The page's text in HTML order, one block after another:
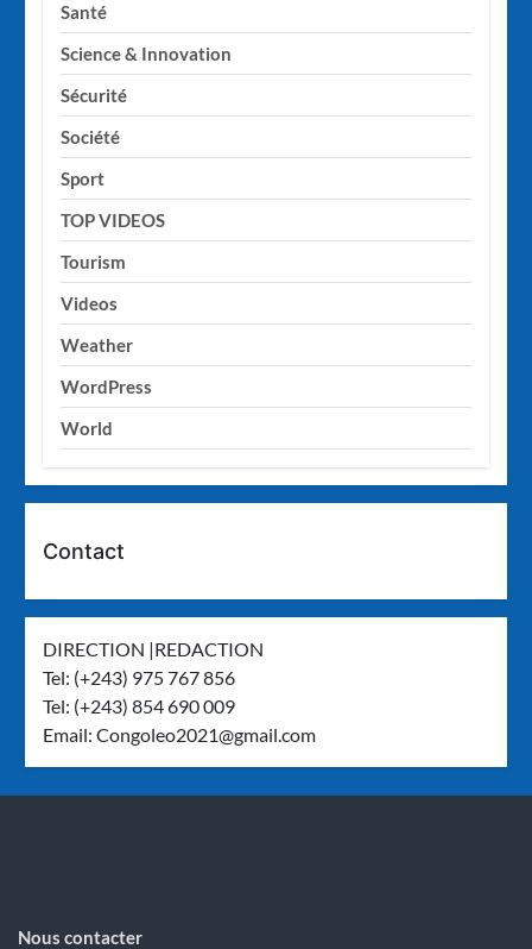
Santé
Science & Innovation
Sécurité
Société
Sport
TOP VIDEOS
Tourism
Videos
Weather
WordPress
World
Contact
DIRECTION |REDACTION
Tel: (+243) 975 767 856
Tel: (+243) 854 690 009
Email:Congoleo2021@gmail.com
Nous contacter